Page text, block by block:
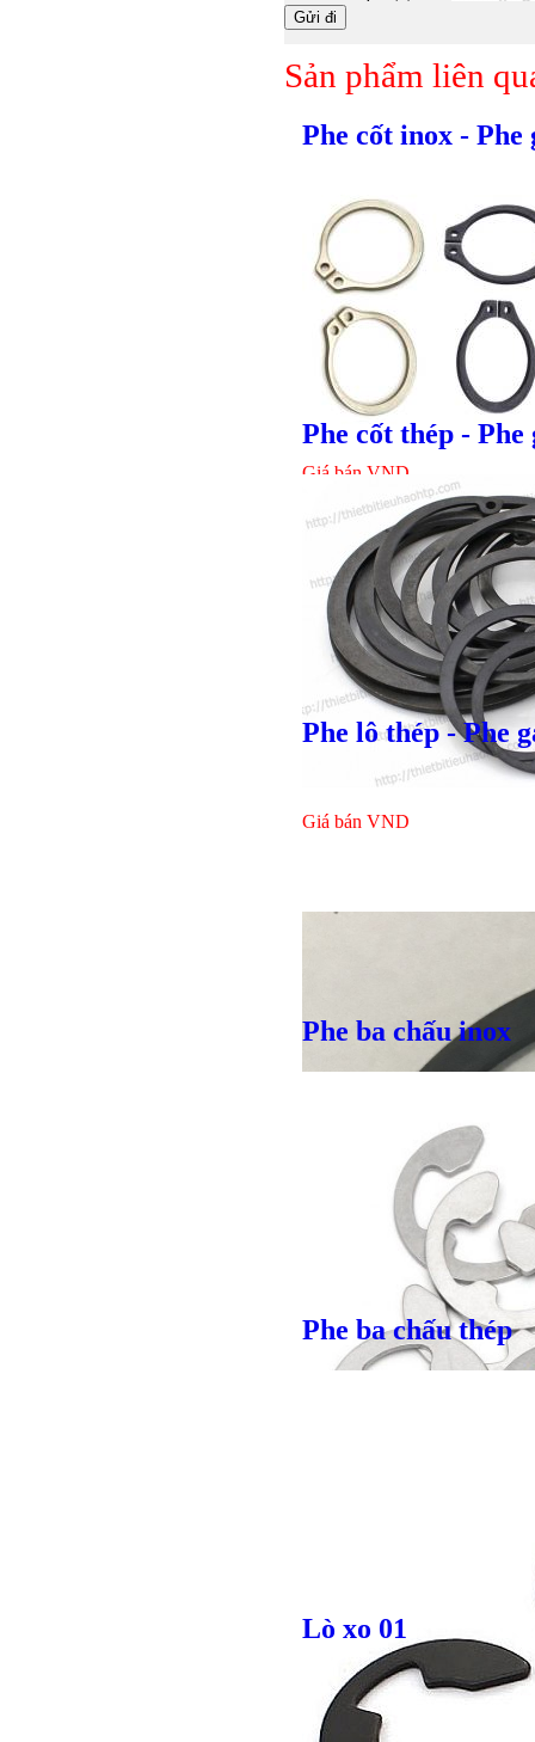
Bulong
Sản phẩm liên
Phe cốt inox - Phe
Giá bán VND
Phe cốt thép -
Giá bán VND
Phe lô thép - Phe
Giá bánVND
Phe ba chấu inox
Giá bánVND
Phe ba chấu thép
Lò xo 01